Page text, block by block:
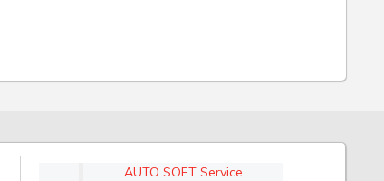
AUTO SOFT Service